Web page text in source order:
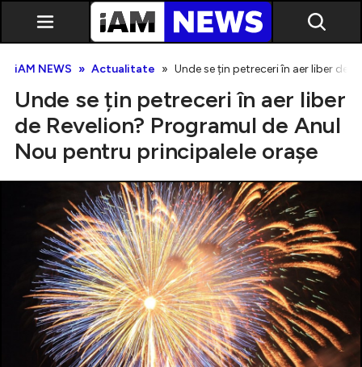
iAM NEWS Actualitate Unde se țin petreceri în aer liber de
Unde se țin petreceri în aer liber
de Revelion? Programul de Anul
Nou pentru principalele orașe